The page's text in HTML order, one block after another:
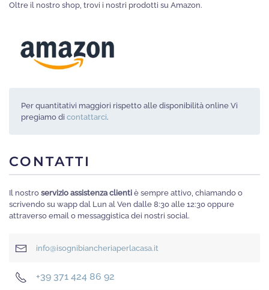
Oltre il nostro shop, trovi i nostri prodotti su Amazon.
Per quantitativi maggiori rispetto alle disponibilità online Vi
pregiamo di contattarci.
CONTATTI
Il nostro servizio assistenza clienti è sempre attivo, chiamando o
scrivendo su wapp dal Lun al Ven dalle 8:30 alle 12:30 oppure
attraverso email o messaggistica dei nostri social.
info@isognibiancheriaperlacasa.it
+39 371 424 86 92